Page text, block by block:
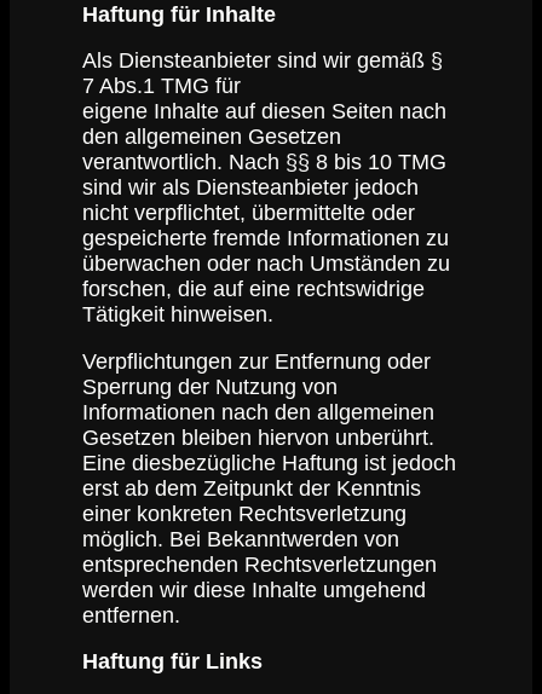
Haftung für Inhalte
Als Diensteanbieter sind wir gemäß §
7 Abs.1 TMG für
eigene Inhalte auf diesen Seiten nach
den allgemeinen Gesetzen
verantwortlich. Nach §§ 8 bis 10 TMG
sind wir als Diensteanbieter jedoch
nicht verpflichtet, übermittelte oder
gespeicherte fremde Informationen zu
überwachen oder nach Umständen zu
forschen, die auf eine rechtswidrige
Tätigkeit hinweisen.
Verpflichtungen zur Entfernung oder
Sperrung der Nutzung von
Informationen nach den allgemeinen
Gesetzen bleiben hiervon unberührt.
Eine diesbezügliche Haftung ist jedoch
erst ab dem Zeitpunkt der Kenntnis
einer konkreten Rechtsverletzung
möglich. Bei Bekanntwerden von
entsprechenden Rechtsverletzungen
werden wir diese Inhalte umgehend
entfernen.
Haftung für Links